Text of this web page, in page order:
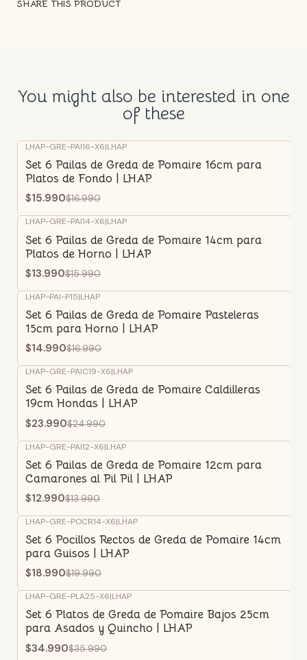
SHARE THIS PRODUCT
You might also be interested in one
of these
-6% OFF
LHAP-GRE-PAI16-X6|LHAP
Set 6 Pailas de Greda de Pomaire 16cm para
Platos de Fondo | LHAP
$15.990$16.990
-13% OFF
LHAP-GRE-PAI14-X6|LHAP
Set 6 Pailas de Greda de Pomaire 14cm para
Platos de Horno | LHAP
$13.990$15.990
-12% OFF
LHAP-PAI-P15|LHAP
Set 6 Pailas de Greda de Pomaire Pasteleras
15cm para Horno | LHAP
$14.990$16.990
-4% OFF
LHAP-GRE-PAIC19-X6|LHAP
Set 6 Pailas de Greda de Pomaire Caldilleras
19cm Hondas | LHAP
$23.990$24.990
-7% OFF
LHAP-GRE-PAI12-X6|LHAP
Set 6 Pailas de Greda de Pomaire 12cm para
Camarones al Pil Pil | LHAP
$12.990$13.990
-5% OFF
LHAP-GRE-POCR14-X6|LHAP
Set 6 Pocillos Rectos de Greda de Pomaire 14cm
para Guisos | LHAP
$18.990$19.990
-3% OFF
LHAP-GRE-PLA25-X6|LHAP
Set 6 Platos de Greda de Pomaire Bajos 25cm
para Asados y Quincho | LHAP
$34.990$35.990